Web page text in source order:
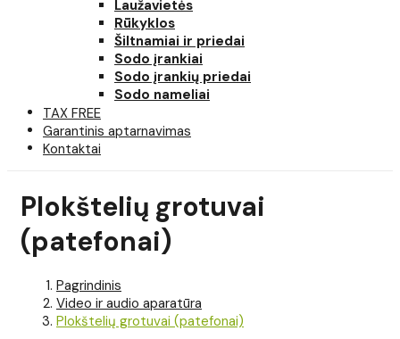
Laužavietės
Rūkyklos
Šiltnamiai ir priedai
Sodo įrankiai
Sodo įrankių priedai
Sodo nameliai
TAX FREE
Garantinis aptarnavimas
Kontaktai
Plokštelių grotuvai
(patefonai)
Pagrindinis
Video ir audio aparatūra
Plokštelių grotuvai (patefonai)